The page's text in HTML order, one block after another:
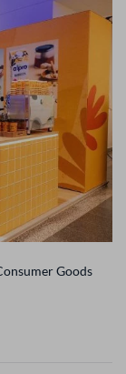
Goods